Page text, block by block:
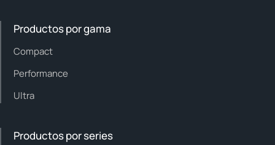
Productos por gama
Compact
Performance
Ultra
Productos por series